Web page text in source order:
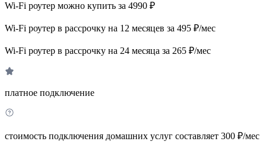
Wi-Fi роутер можно купить за 4990 ₽
Wi-Fi роутер в рассрочку на 12 месяцев за 495 ₽/мес
Wi-Fi роутер в рассрочку на 24 месяца за 265 ₽/мес
платное подключение
стоимость подключения домашних услуг составляет 300 ₽/мес